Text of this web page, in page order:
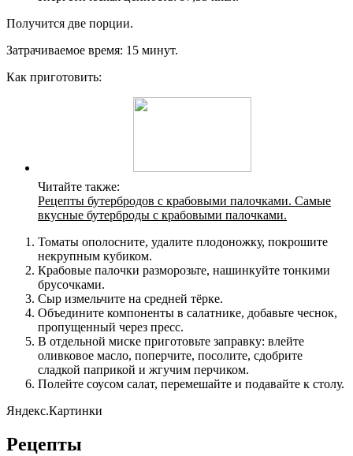
Получится две порции.
Затрачиваемое время: 15 минут.
Как приготовить:
Читайте также:
Рецепты бутербродов с крабовыми палочками. Самые
вкусные бутерброды с крабовыми палочками.
Томаты ополосните, удалите плодоножку, покрошите
некрупным кубиком.
Крабовые палочки разморозьте, нашинкуйте тонкими
брусочками.
Сыр измельчите на средней тёрке.
Объедините компоненты в салатнике, добавьте чеснок,
пропущенный через пресс.
В отдельной миске приготовьте заправку: влейте
оливковое масло, поперчите, посолите, сдобрите
сладкой паприкой и жгучим перчиком.
Полейте соусом салат, перемешайте и подавайте к столу.
Яндекс.Картинки
Рецепты